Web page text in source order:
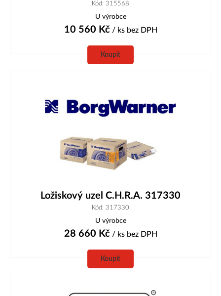
Kód: 315568
U výrobce
10 560 Kč/ ks bez DPH
Koupit
Ložiskový uzel C.H.R.A. 317330
Kód: 317330
U výrobce
28 660 Kč/ ks bez DPH
Koupit